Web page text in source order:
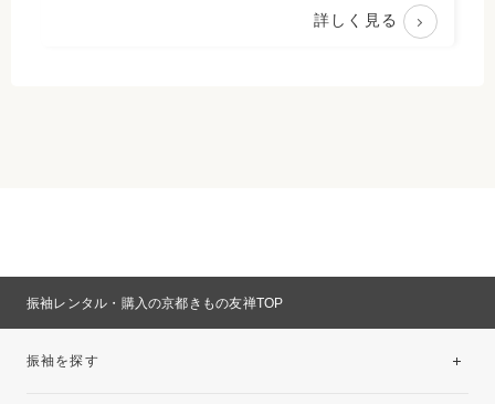
詳しく見る
振袖レンタル・購入の京都きもの友禅TOP
振袖を探す